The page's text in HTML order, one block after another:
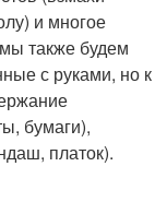
и многое
также будем
с руками, но к
бумаги),
платок).